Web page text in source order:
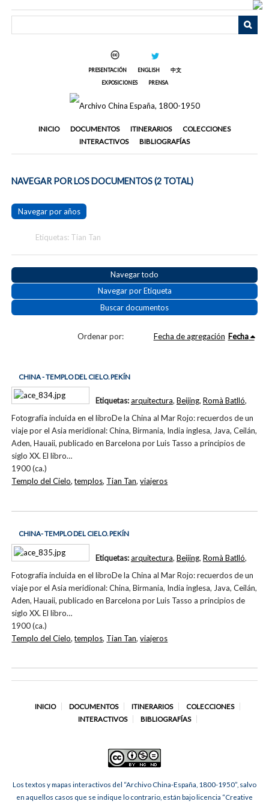
PRESENTACIÓN ENGLISH
中文
EXPOSICIONES
PRENSA
INICIO DOCUMENTOS ITINERARIOS
COLECCIONES
INTERACTIVOS
BIBLIOGRAFÍAS
NAVEGAR POR LOS DOCUMENTOS (2 TOTAL)
Navegar por años
Etiquetas: Tian Tan
Navegar todo
Navegar por Etiqueta
Buscar documentos
Ordenar por: Fecha de agregación Fecha
CHINA - TEMPLO DEL CIELO. PEKÍN
Fotografía incluida en el libroDe la China al Mar Rojo: recuerdos de un
viaje por el Asia meridional: China, Birmania, India inglesa, Java, Ceilán,
Aden, Hauaii, publicado en Barcelona por Luis Tasso a principios de
siglo XX. El libro…
1900 (ca.)
Etiquetas:arquitectura, Beijing, Romà Batlló,
Templo del Cielo,templos, Tian Tan,viajeros
CHINA- TEMPLO DEL CIELO. PEKÍN
Fotografía incluida en el libroDe la China al Mar Rojo: recuerdos de un
viaje por el Asia meridional: China, Birmania, India inglesa, Java, Ceilán,
Aden, Hauaii, publicado en Barcelona por Luis Tasso a principios de
siglo XX. El libro…
1900 (ca.)
Etiquetas:arquitectura, Beijing, Romà Batlló,
Templo del Cielo,templos, Tian Tan,viajeros
INICIO DOCUMENTOS ITINERARIOS
COLECCIONES
INTERACTIVOS
BIBLIOGRAFÍAS
Los textos y mapas interactivos del “Archivo China-España, 1800-1950”, salvo
en aquellos casos que se indique lo contrario, están bajo licencia “Creative